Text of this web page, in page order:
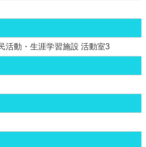
活動・生涯学習施設 活動室3